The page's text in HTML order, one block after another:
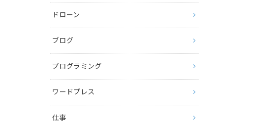
ドローン
ブログ
プログラミング
ワードプレス
仕事